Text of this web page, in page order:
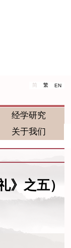
简 繁 EN
经学研究
关于我们
》之五）